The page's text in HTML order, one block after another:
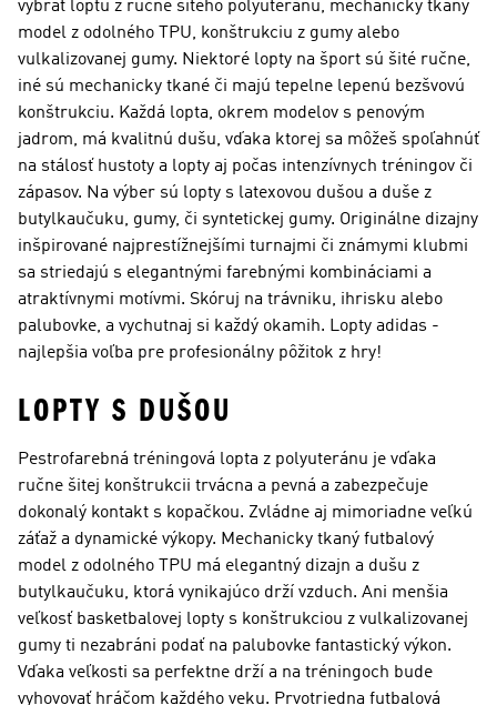
vybrať loptu z ručne šitého polyuteránu, mechanicky tkaný
model z odolného TPU, konštrukciu z gumy alebo
vulkalizovanej gumy. Niektoré lopty na šport sú šité ručne,
iné sú mechanicky tkané či majú tepelne lepenú bezšvovú
konštrukciu. Každá lopta, okrem modelov s penovým
jadrom, má kvalitnú dušu, vďaka ktorej sa môžeš spoľahnúť
na stálosť hustoty a lopty aj počas intenzívnych tréningov či
zápasov. Na výber sú lopty s latexovou dušou a duše z
butylkaučuku, gumy, či syntetickej gumy. Originálne dizajny
inšpirované najprestížnejšími turnajmi či známymi klubmi
sa striedajú s elegantnými farebnými kombináciami a
atraktívnymi motívmi. Skóruj na trávniku, ihrisku alebo
palubovke, a vychutnaj si každý okamih. Lopty adidas -
najlepšia voľba pre profesionálny pôžitok z hry!
LOPTY S DUŠOU
Pestrofarebná tréningová lopta z polyuteránu je vďaka
ručne šitej konštrukcii trvácna a pevná a zabezpečuje
dokonalý kontakt s kopačkou. Zvládne aj mimoriadne veľkú
záťaž a dynamické výkopy. Mechanicky tkaný futbalový
model z odolného TPU má elegantný dizajn a dušu z
butylkaučuku, ktorá vynikajúco drží vzduch. Ani menšia
veľkosť basketbalovej lopty s konštrukciou z vulkalizovanej
gumy ti nezabráni podať na palubovke fantastický výkon.
Vďaka veľkosti sa perfektne drží a na tréningoch bude
vyhovovať hráčom každého veku. Prvotriedna futbalová